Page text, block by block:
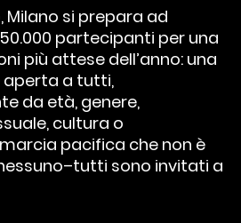
Milano si prepara ad
partecipanti per una
più attese dell’anno: una
a tutti,
da età, genere,
cultura o
pacifica che non è
sono invitati a